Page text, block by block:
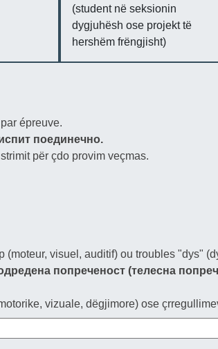
(student në seksionin
dygjuhësh ose projekt të
hershëm frëngjisht)
épreuve.
поединечно.
për çdo provim veçmas.
(moteur, visuel, auditif) ou troubles "dys"
попреченост (телесна
vizuale, dëgjimore) ose